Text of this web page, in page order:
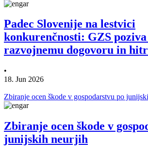
Padec Slovenije na lestvici
konkurenčnosti: GZS
razvojnemu dogovoru in
•
18. Jun 2026
Zbiranje ocen škode v gospodarstvu po
Zbiranje ocen škode v
junijskih neurjih